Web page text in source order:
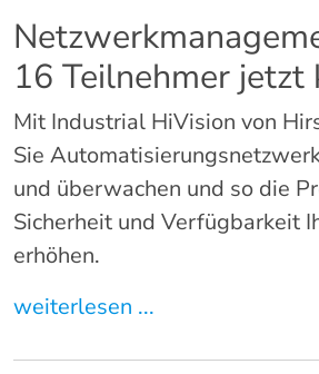
16 Teilnehmer jetzt
Mit Industrial HiVision von
Sie
und überwachen und so die
Sicherheit und Verfügbarkeit
erhöhen.
weiterlesen ...